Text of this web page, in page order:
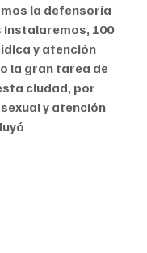
la defensoría
instalaremos, 100
y atención
la gran tarea de
ciudad, por
y atención